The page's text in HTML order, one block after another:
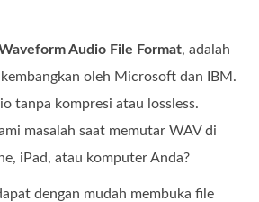
Audio File Format, adalah
oleh Microsoft dan IBM.
tanpa kompresi atau lossless.
masalah saat memutar WAV di
iPad, atau komputer Anda?
dengan mudah membuka file